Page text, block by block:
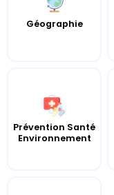
Géographie
Prévention Santé
Environnement